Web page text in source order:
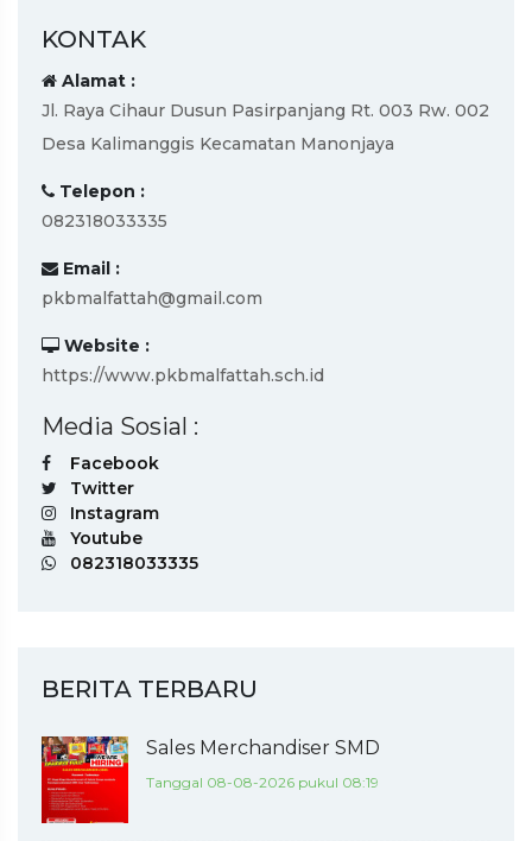
KONTAK
Alamat :
Jl. Raya Cihaur Dusun Pasirpanjang Rt. 003 Rw. 002
Desa Kalimanggis Kecamatan Manonjaya
Telepon :
082318033335
Email :
pkbmalfattah@gmail.com
Website :
https://www.pkbmalfattah.sch.id
Media Sosial :
Facebook
Twitter
Instagram
Youtube
082318033335
BERITA TERBARU
Sales Merchandiser SMD
Tanggal 08-08-2026 pukul 08:19